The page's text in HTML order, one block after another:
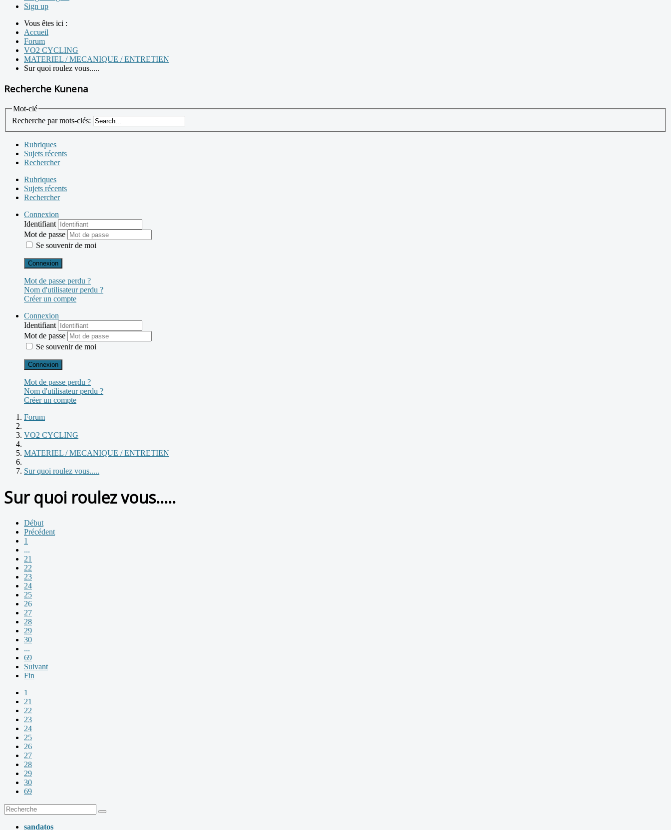
Sign up
Vous êtes ici :
Accueil
Forum
VO2 CYCLING
MATERIEL / MECANIQUE / ENTRETIEN
Sur quoi roulez vous.....
Recherche Kunena
Mot-clé
Recherche par mots-clés:
Rubriques
Sujets récents
Rechercher
Rubriques
Sujets récents
Rechercher
Connexion
Identifiant
Mot de passe
Se souvenir de moi
Connexion
Mot de passe perdu ?
Nom d'utilisateur perdu ?
Créer un compte
Connexion
Identifiant
Mot de passe
Se souvenir de moi
Connexion
Mot de passe perdu ?
Nom d'utilisateur perdu ?
Créer un compte
Forum
VO2 CYCLING
MATERIEL / MECANIQUE / ENTRETIEN
Sur quoi roulez vous.....
Sur quoi roulez vous.....
Début
Précédent
1
...
21
22
23
24
25
26
27
28
29
30
...
69
Suivant
Fin
1
21
22
23
24
25
26
27
28
29
30
69
sandatos